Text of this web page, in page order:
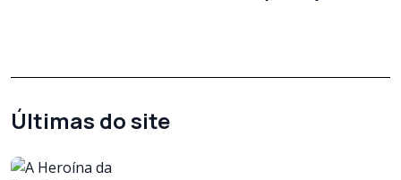
Últimas do site